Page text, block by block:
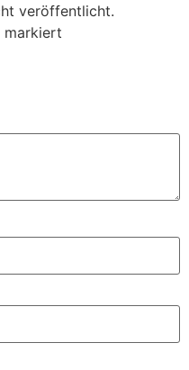
veröffentlicht.
markiert